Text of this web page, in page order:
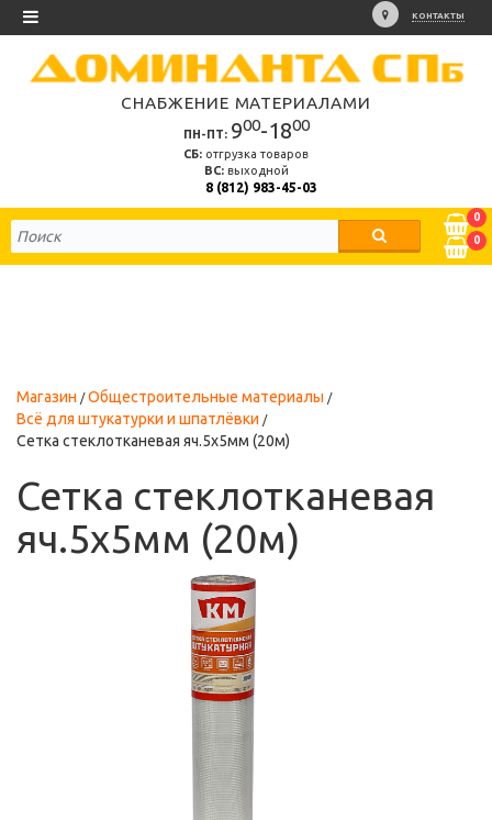
КОНТАКТЫ
СНАБЖЕНИЕ МАТЕРИАЛАМИ
ПН-ПТ: 900-1800
СБ: отгрузка товаров
ВС:выходной
8 (812) 983-45-03
0
0
Магазин
Общестроительные материалы
Всё для штукатурки и шпатлёвки
Сетка стеклотканевая яч.5х5мм (20м)
Сетка стеклотканевая
яч.5х5мм (20м)